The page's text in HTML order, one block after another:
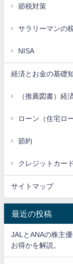
節税対策
サラリーマンの
NISA
経済とお金の基礎
（推薦図書）経
ローン（住宅ロ
節約
クレジットカード
サイトマップ
最近の投稿
JALとANAの株主
お得かを解説。